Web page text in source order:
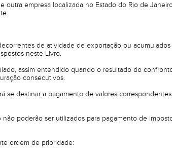
outra empresa localizada no Estado do Rio de
de atividade de exportação ou acumulados
neste Livro.
assim entendido quando o resultado do
consecutivos.
se destinar a pagamento de valores
poderão ser utilizados para pagamento de
ordem de prioridade: